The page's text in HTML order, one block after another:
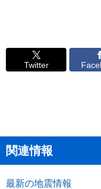
Twitter
関連情報
最新の地震情報